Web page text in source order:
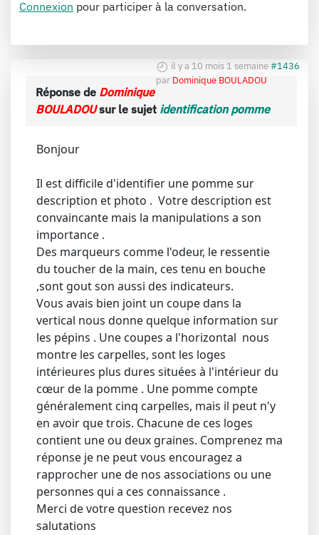
Connexion pour participer à la conversation.
il y a 10 mois 1 semaine#1436
par Dominique BOULADOU
Réponse de Dominique
BOULADOUsur le sujet identification pomme
Bonjour
Il est difficile d'identifier une pomme sur
description et photo . Votre description est
convaincante mais la manipulations a son
importance .
Des marqueurs comme l'odeur, le ressentie
du toucher de la main, ces tenu en bouche
,sont gout son aussi des indicateurs.
Vous avais bien joint un coupe dans la
vertical nous donne quelque information sur
les pépins . Une coupes a l'horizontal nous
montre les carpelles, sont les loges
intérieures plus dures situées à l'intérieur du
cœur de la pomme . Une pomme compte
généralement cinq carpelles, mais il peut n'y
en avoir que trois. Chacune de ces loges
contient une ou deux graines. Comprenez ma
réponse je ne peut vous encouragez a
rapprocher une de nos associations ou une
personnes qui a ces connaissance .
Merci de votre question recevez nos
salutations